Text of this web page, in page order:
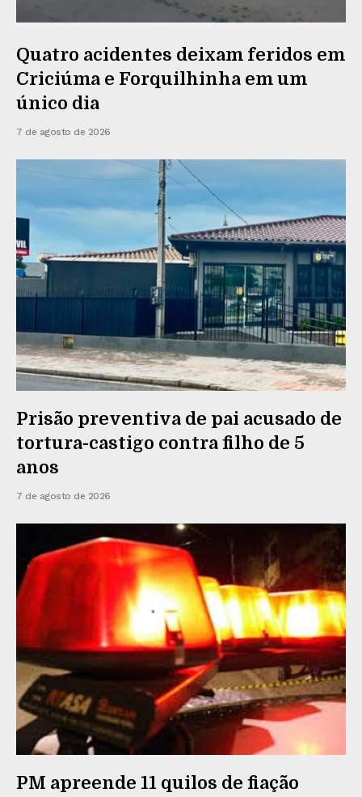
Quatro acidentes deixam feridos em
Criciúma e Forquilhinha em um
único dia
7 de agosto de 2026
Prisão preventiva de pai acusado de
tortura-castigo contra filho de 5
anos
7 de agosto de 2026
PM apreende 11 quilos de fiação